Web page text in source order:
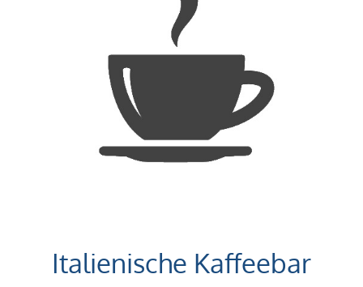
Italienische Kaffeebar